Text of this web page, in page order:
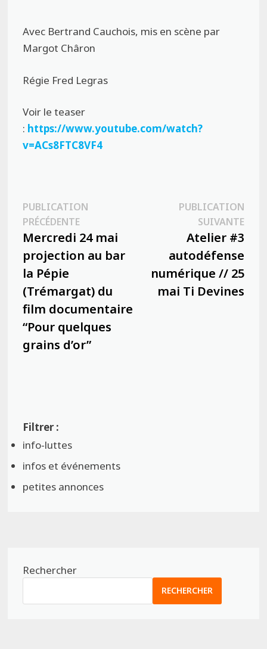
Avec Bertrand Cauchois, mis en scène par
Margot Châron
Régie Fred Legras
Voir le teaser
: https://www.youtube.com/watch?
v=ACs8FTC8VF4
Navigation
de
l’article
PUBLICATION
PRÉCÉDENTEPublication
précédente :
Mercredi 24 mai
projection au bar
la Pépie
(Trémargat) du
film documentaire
“Pour quelques
grains d’or”
PUBLICATION
SUIVANTE
Atelier #3
autodéfense
numérique // 25
mai Ti Devines
info-luttes
infos et événements
petites annonces
Rechercher
RECHERCHER